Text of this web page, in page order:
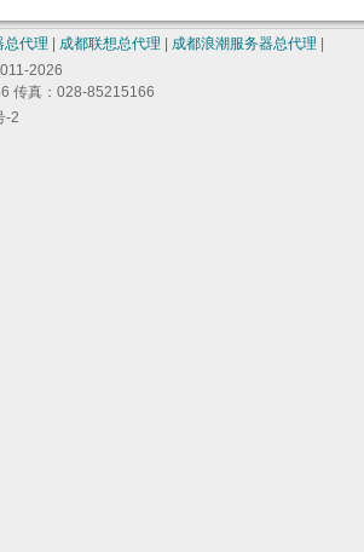
总代理 成都联想总代理 成都浪潮服务器总代理
2026
传真：028-85215166
-2